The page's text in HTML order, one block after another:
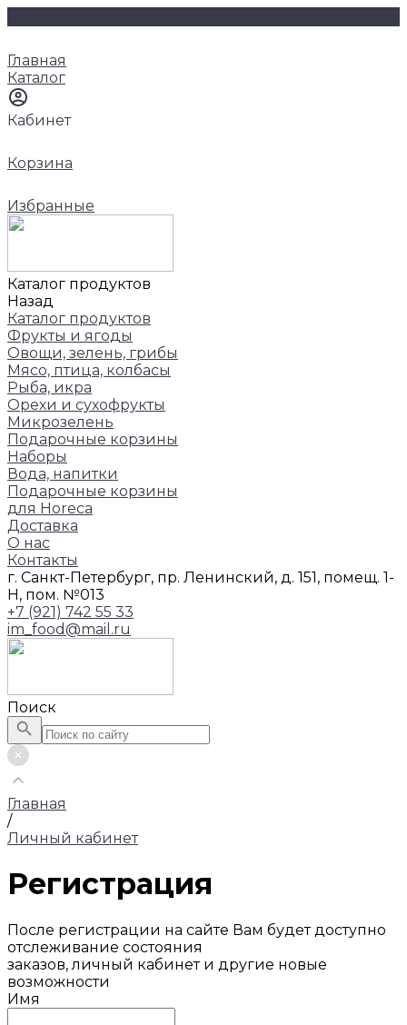
Главная
Каталог
Кабинет
Корзина
Избранные
Каталог продуктов
Назад
Каталог продуктов
Фрукты и ягоды
Овощи, зелень, грибы
Мясо, птица, колбасы
Рыба, икра
Орехи и сухофрукты
Микрозелень
Подарочные корзины
Наборы
Вода, напитки
Подарочные корзины
для Horeca
Доставка
О нас
Контакты
г. Санкт-Петербург, пр. Ленинский, д. 151, помещ. 1-
Н, пом. №013
+7 (921) 742 55 33
im_food@mail.ru
Поиск
Главная
/
Личный кабинет
Регистрация
После регистрации на сайте Вам будет доступно
отслеживание состояния
заказов, личный кабинет и другие новые
возможности
Имя